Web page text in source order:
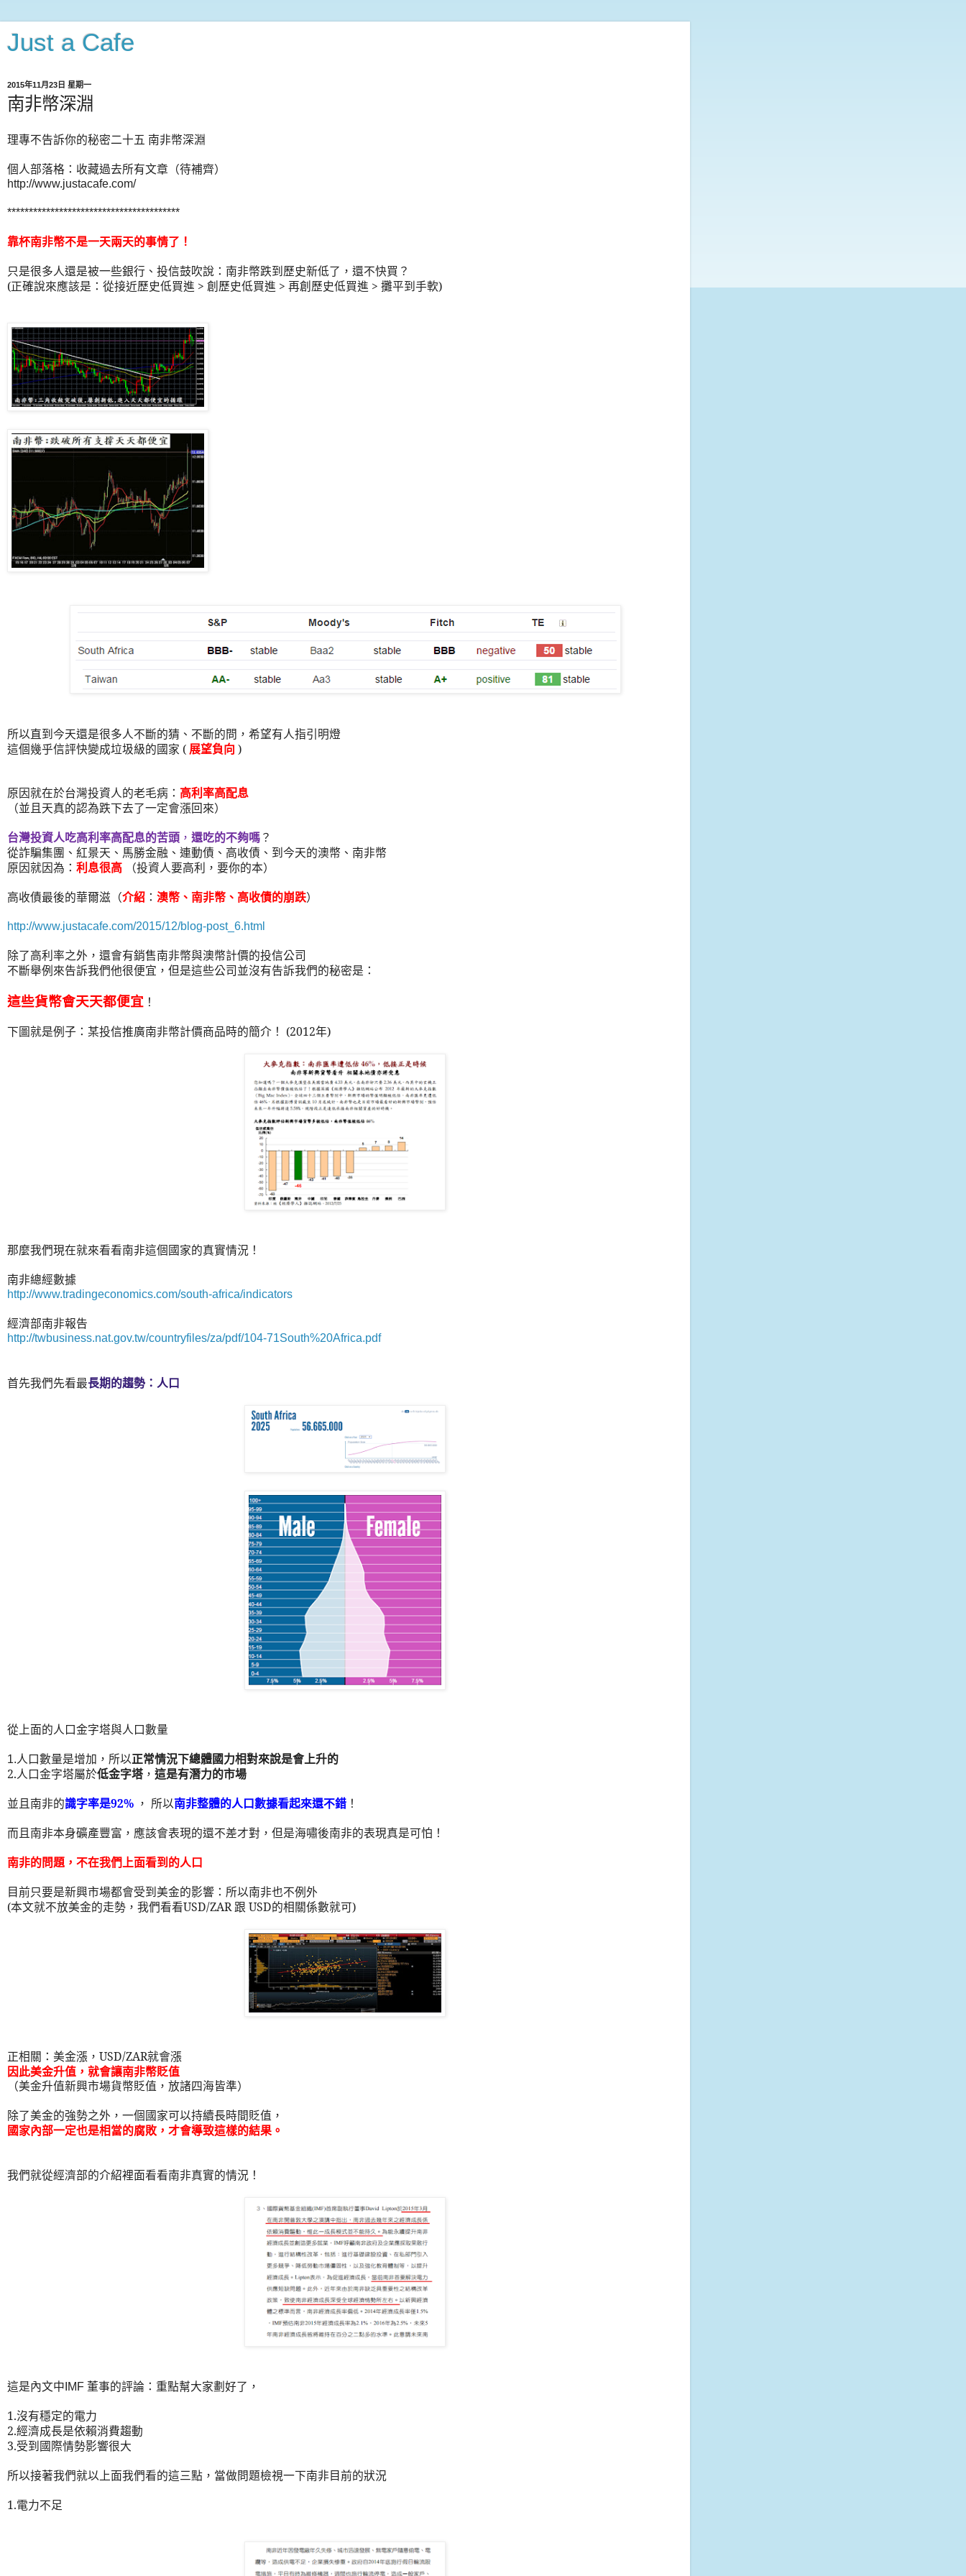
Just a Cafe
2015年11月23日 星期一
南非幣深淵
理專不告訴你的秘密二十五 南非幣深淵
個人部落格 ：收藏過去所有文章（待補齊）
http://www.justacafe.com/
****************************************
靠杯南非幣不是一天兩天的事情了 ！
只是很多人還是被一些銀行、投信鼓吹說：南非幣跌到歷史新低了，還不快買？
(正確說來應該是：從接近歷史低買進 > 創歷史低買進 > 再創歷史低買進 > 攤平到手軟)
所以直到今天還是很多人不斷的猜、不斷的問，希望有人指引明燈
這個幾乎信評快變成垃圾級的國家 ( 展望負向 )
原因就在於台灣投資人的老毛病： 高利率高配息
（並且天真的認為跌下去了一定會漲回來）
台灣投資人吃高利率高配息的苦頭 ， 還吃的不夠嗎？
從詐騙集團、紅景天、馬勝金融、連動債、高收債、到今天的澳幣、南非幣
原因就因為： 利息很高 （投資人要高利，要你的本）
高收債最後的華爾滋 （介紹 ： 澳幣、南非幣、高收債的崩跌）
http://www.justacafe.com/2015/12/blog-post_6.html
除了高利率之外，還會有銷售南非幣與澳幣計價的投信公司
不斷舉例來告訴我們他很便宜，但是這些公司並沒有告訴我們的秘密是：
這些貨幣會天天都便宜 ！
下圖就是例子：某投信推廣南非幣計價商品時的簡介！ (2012年)
那麼我們現在就來看看南非這個國家的真實情況 ！
南非總經數據
http://www.tradingeconomics.com/south-africa/indicators
經濟部南非報告
http://twbusiness.nat.gov.tw/countryfiles/za/pdf/104-71South%20Africa.pdf
首先我們先看最長期的趨勢 ：人口
從上面的人口金字塔與人口數量
1.人口數量是增加 ，所以正常情況下總體國力相對來說是會上升的
2.人口金字塔屬於低金字塔 ， 這是有潛力的市場
並且南非的識字率是92% ， 所以南非整體的人口數據看起來還不錯 ！
而且南非本身礦產豐富，應該會表現的還不差才對，但是海嘯後南非的表現真是可怕！
南非的問題 ，不在我們上面看到的人口
目前只要是新興市場都會受到美金的影響：所以南非也不例外
(本文就不放美金的走勢，我們看看USD/ZAR跟 USD的相關係數就可)
正相關：美金漲， USD/ZAR就會漲
因此美金升值，就會讓南非幣貶值
（美金升值新興市場貨幣貶值，放諸四海皆準）
除了美金的強勢之外，一個國家可以持續長時間貶值，
國家內部一定也是相當的腐敗，才會導致這樣的結果。
我們就從經濟部的介紹裡面看看南非真實的情況！
這是內文中 IMF 董事的評論 ：重點幫大家劃好了，
1.沒有穩定的電力
2.經濟成長是依賴消費趨動
3.受到國際情勢影響很大
所以接著我們就以上面我們看的這三點 ，當做問題檢視一下南非目前的狀況
1.電力不足